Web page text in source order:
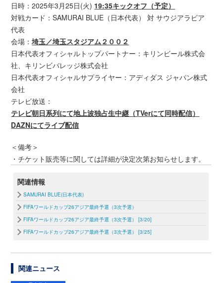
日時：2025年3月25日(火) 19:35キックオフ（予定）
対戦カード：SAMURAI BLUE（日本代表） 対 サウジアラビア
代表
会場：埼玉／埼玉スタジアム２００２
日本代表オフィシャルトップパートナー：キリンビール株式会
社、キリンビバレッジ株式会社
日本代表オフィシャルサプライヤー：アディダス ジャパン株式
会社
テレビ放送：
テレビ朝日系列にて地上波独占生中継（TVerにて同時配信）
DAZNにてライブ配信
＜備考＞
・チケット販売等に関しては詳細が決定次第お知らせします。
関連情報
SAMURAI BLUE(日本代表)
FIFAワールドカップ26アジア最終予選（3次予選）
FIFAワールドカップ26アジア最終予選（3次予選） [3/20]
FIFAワールドカップ26アジア最終予選（3次予選） [3/25]
関連ニュース